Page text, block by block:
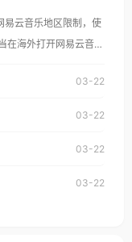
区及版权限制问题，且
「海外用户收听腾讯
亚、欧洲等国家和地区
易云音乐地区限制，使
国家和地区时，网易
到这个问题
」的问题，无论人在
03-22
03-22
03-22
03-22